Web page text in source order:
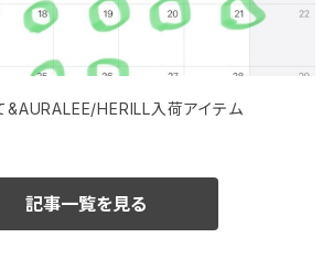
HERILL入荷アイテム
記事一覧を見る